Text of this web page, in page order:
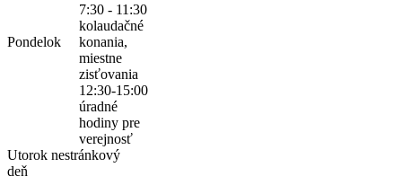
Pondelok
7:30 - 11:30
kolaudačné
konania,
miestne
zisťovania
12:30-15:00
úradné
hodiny pre
verejnosť
Utorok nestránkový
deň